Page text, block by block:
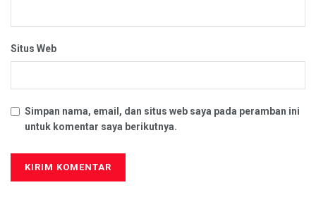
Situs Web
Simpan nama, email, dan situs web saya pada peramban ini
untuk komentar saya berikutnya.